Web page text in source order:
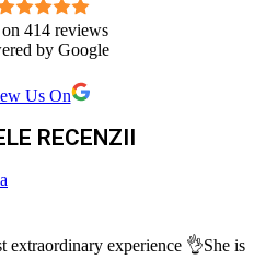
414 reviews
Us On
RECENZII
extraordinary experience 👌She is